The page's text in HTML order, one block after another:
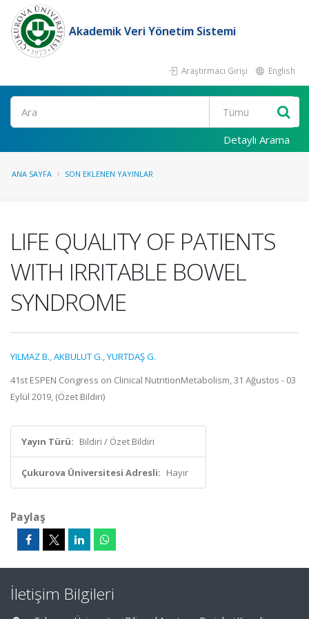
Akademik Veri Yönetim Sistemi
Araştırmacı Girişi English
Ara
Detaylı Arama
ANA SAYFA SON EKLENEN YAYINLAR
LIFE QUALITY OF PATIENTS
WITH IRRITABLE BOWEL
SYNDROME
YILMAZ B.,AKBULUT G.,YURTDAŞ G.
41st ESPEN Congress on Clinical NutritionMetabolism, 31 Ağustos - 03
Eylül 2019, (Özet Bildiri)
Yayın Türü: Bildiri / Özet Bildiri
Çukurova Üniversitesi Adresli: Hayır
Paylaş
İletişim Bilgileri